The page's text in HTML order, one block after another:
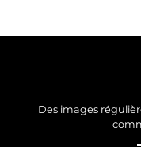
Des images